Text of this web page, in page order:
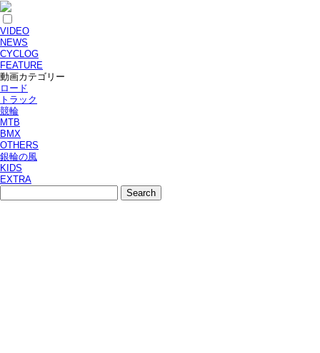
VIDEO
NEWS
CYCLOG
FEATURE
動画カテゴリー
ロード
トラック
競輪
MTB
BMX
OTHERS
銀輪の風
KIDS
EXTRA